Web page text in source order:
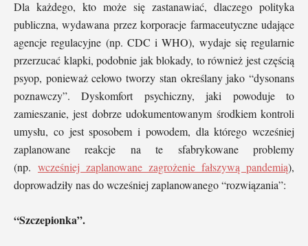
Dla każdego, kto może się zastanawiać, dlaczego polityka
publiczna, wydawana przez korporacje farmaceutyczne udające
agencje regulacyjne (np. CDC i WHO), wydaje się regularnie
przerzucać klapki, podobnie jak blokady, to również jest częścią
psyop, ponieważ celowo tworzy stan określany jako “dysonans
poznawczy”. Dyskomfort psychiczny, jaki powoduje to
zamieszanie, jest dobrze udokumentowanym środkiem kontroli
umysłu, co jest sposobem i powodem, dla którego wcześniej
zaplanowane reakcje na te sfabrykowane problemy
(np. wcześniej zaplanowane zagrożenie fałszywą pandemią),
doprowadziły nas do wcześniej zaplanowanego “rozwiązania”:
“Szczepionka”.